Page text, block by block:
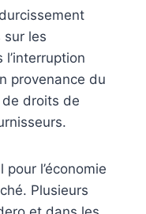
sur les
provenance du
droits de
l’économie
Plusieurs